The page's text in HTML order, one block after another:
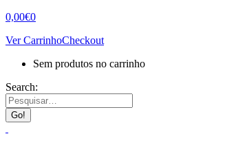
0,00€0
Ver CarrinhoCheckout
Sem produtos no carrinho
Search: